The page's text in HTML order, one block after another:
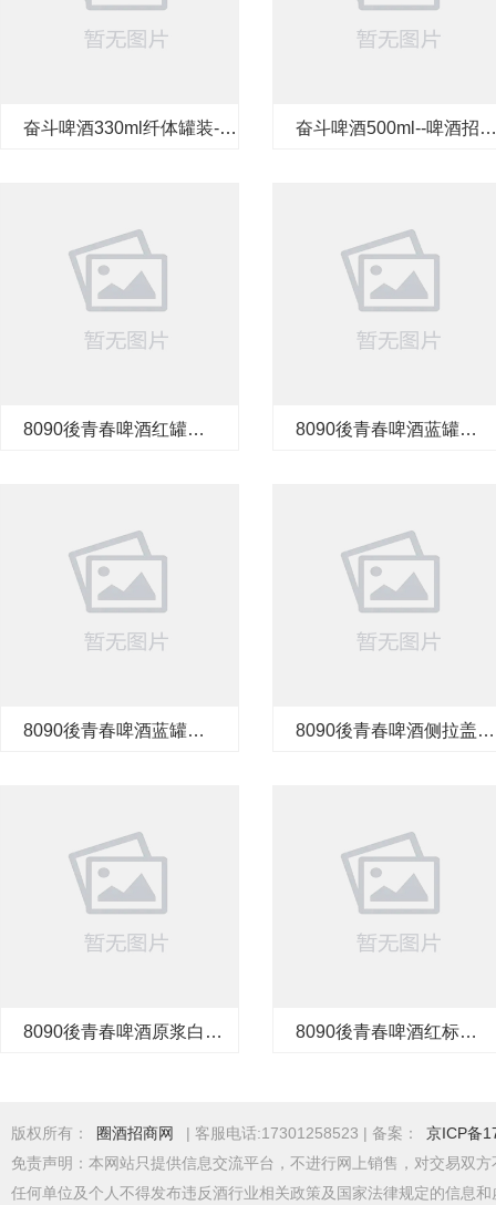
奋斗啤酒330ml纤体罐装-- 奋斗啤酒500ml--啤酒招商
8090後青春啤酒红罐 8090後青春啤酒蓝罐
8090後青春啤酒蓝罐 8090後青春啤酒侧拉盖
8090後青春啤酒原浆白啤 8090後青春啤酒红标
版权所有： 圈酒招商网 | 客服电话:17301258523 | 备案：
京ICP备
免责声明：本网站只提供信息交流平台，不进行网上销售，对交易双
任何单位及个人不得发布违反酒行业相关政策及国家法律规定的信息